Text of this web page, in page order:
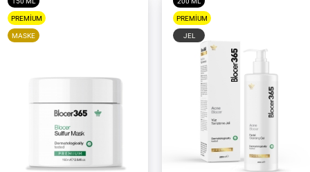
PREMIUM
MASKE
PREMIUM
JEL